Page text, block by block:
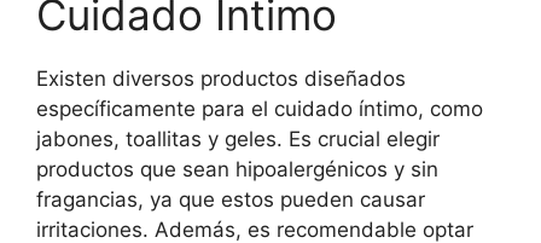
Cuidado Íntimo
Existen diversos productos diseñados
específicamente para el cuidado íntimo, como
jabones, toallitas y geles. Es crucial elegir
productos que sean hipoalergénicos y sin
fragancias, ya que estos pueden causar
irritaciones. Además, es recomendable optar